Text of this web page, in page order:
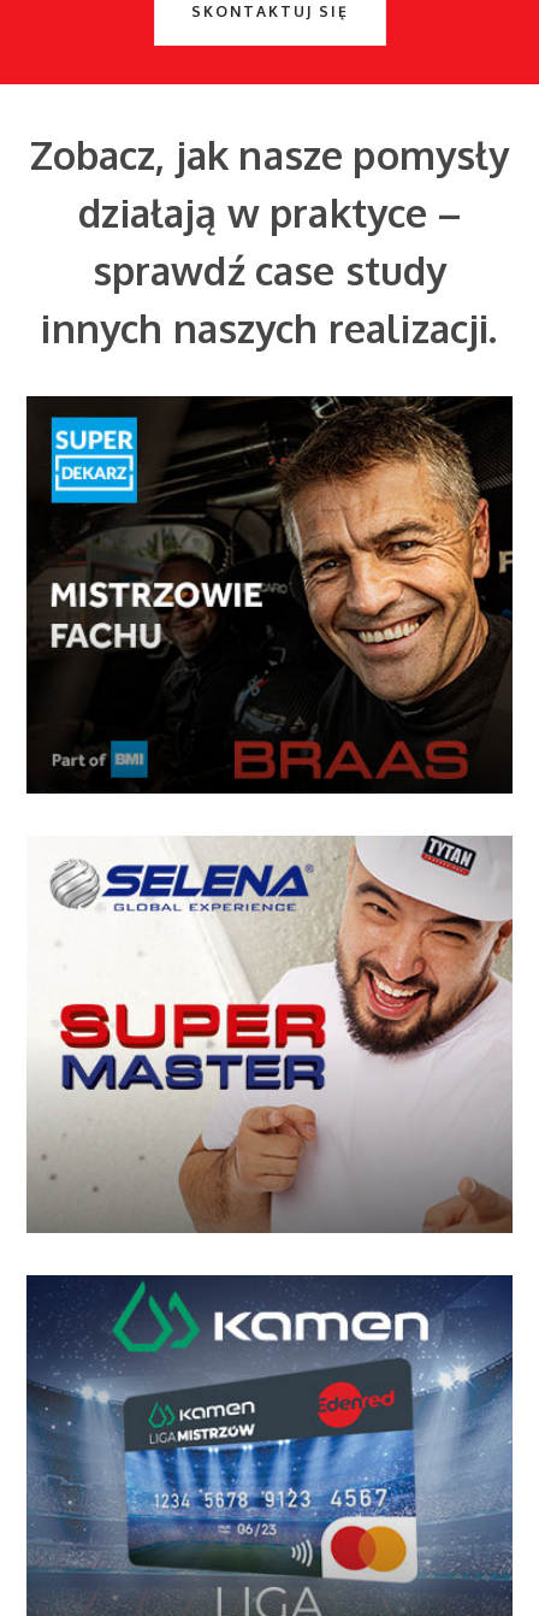
SKONTAKTUJ SIĘ
Zobacz, jak nasze pomysły
działają w praktyce –
sprawdź case study
innych naszych realizacji.
Mistrzowie fachu
Jak program lojalnościowy dla wykonawców może
osiągnąć sukces w kategorii pełnej konkurencyjnych
rozwiązań.
WIĘCEJ
Supermaster Selena
Pogram lojalnościowy wprowadzony przez polską
firmę na rynek zagraniczny dzięki doświadczeniu
Agencji
WIĘCEJ
Liga mistrzów
Program lojalnościowy dla wykonawców w którym
lokalna marka wykorzystuje międzynarodowe
doświadczenie Agencji.
WIĘCEJ